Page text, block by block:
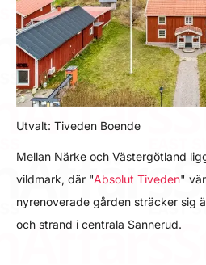
Utvalt: Tiveden Boende
Mellan Närke och Västergötland
vildmark, där "Absolut Tiveden"
nyrenoverade gården sträcker sig
och strand i centrala Sannerud.